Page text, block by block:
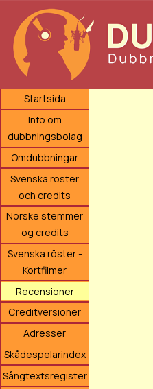
Startsida
Info om
dubbningsbolag
Omdubbningar
Svenska röster
och credits
Norske stemmer
og credits
Svenska röster -
Kortfilmer
Recensioner
Creditversioner
Adresser
Skådespelarindex
Sångtextsregister